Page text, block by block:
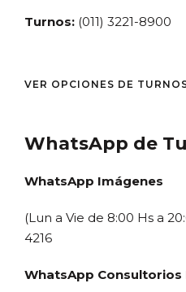
Turnos: (011) 3221-8900
VER OPCIONES DE
WhatsApp de
WhatsApp Imágenes
(Lun a Vie de 8:00 Hs a
4216
WhatsApp Consultorios